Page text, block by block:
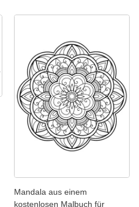
Mandala aus einem
kostenlosen Malbuch für